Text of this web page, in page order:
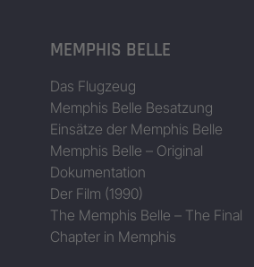
MEMPHIS BELLE
Das Flugzeug
Memphis Belle Besatzung
Einsätze der Memphis Belle
Memphis Belle – Original
Dokumentation
Der Film (1990)
The Memphis Belle – The Final
Chapter in Memphis